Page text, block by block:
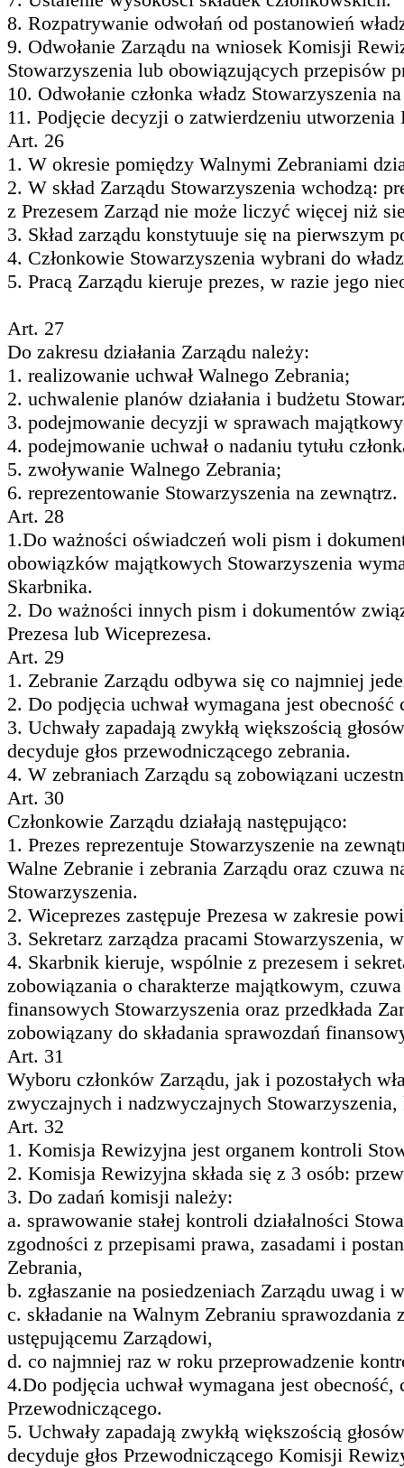
8. Rozpatrywanie odwołań od postanowień
9. Odwołanie Zarządu na wniosek Komisji
Stowarzyszenia lub obowiązujących przepisów
10. Odwołanie członka władz Stowarzyszenia
11. Podjęcie decyzji o zatwierdzeniu utworzenia
Art. 26
1. W okresie pomiędzy Walnymi Zebraniami
2. W skład Zarządu Stowarzyszenia wchodzą:
z Prezesem Zarząd nie może liczyć więcej niż
3. Skład zarządu konstytuuje się na pierwszym
4. Członkowie Stowarzyszenia wybrani do
5. Pracą Zarządu kieruje prezes, w razie jego
Art. 27
Do zakresu działania Zarządu należy:
1. realizowanie uchwał Walnego Zebrania;
2. uchwalenie planów działania i budżetu
3. podejmowanie decyzji w sprawach
4. podejmowanie uchwał o nadaniu tytułu
5. zwoływanie Walnego Zebrania;
6. reprezentowanie Stowarzyszenia na zewnątrz.
Art. 28
1.Do ważności oświadczeń woli pism i
obowiązków majątkowych Stowarzyszenia
Skarbnika.
2. Do ważności innych pism i dokumentów
Prezesa lub Wiceprezesa.
Art. 29
1. Zebranie Zarządu odbywa się co najmniej
2. Do podjęcia uchwał wymagana jest
3. Uchwały zapadają zwykłą większością
decyduje głos przewodniczącego zebrania.
4. W zebraniach Zarządu są zobowiązani
Art. 30
Członkowie Zarządu działają następująco:
1. Prezes reprezentuje Stowarzyszenie na
Walne Zebranie i zebrania Zarządu oraz czuwa
Stowarzyszenia.
2. Wiceprezes zastępuje Prezesa w zakresie
3. Sekretarz zarządza pracami Stowarzyszenia,
4. Skarbnik kieruje, wspólnie z prezesem i
zobowiązania o charakterze majątkowym,
finansowych Stowarzyszenia oraz przedkłada
zobowiązany do składania sprawozdań
Art. 31
Wyboru członków Zarządu, jak i pozostałych
zwyczajnych i nadzwyczajnych
Art. 32
1. Komisja Rewizyjna jest organem kontroli
2. Komisja Rewizyjna składa się z 3 osób:
3. Do zadań komisji należy:
a. sprawowanie stałej kontroli działalności
zgodności z przepisami prawa, zasadami i
Zebrania,
b. zgłaszanie na posiedzeniach Zarządu uwag i
c. składanie na Walnym Zebraniu
ustępującemu Zarządowi,
d. co najmniej raz w roku przeprowadzenie
4.Do podjęcia uchwał wymagana jest
Przewodniczącego.
5. Uchwały zapadają zwykłą większością
decyduje głos Przewodniczącego Komisji